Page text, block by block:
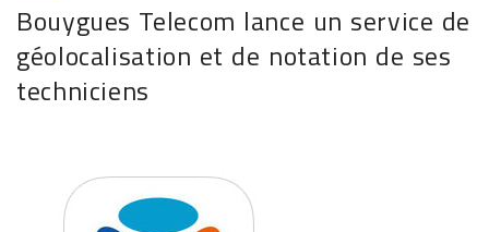
Bouygues Telecom lance un service de
géolocalisation et de notation de ses
techniciens